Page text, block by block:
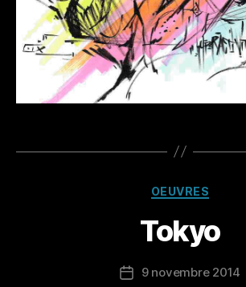
Catégories
OEUVRES
Tokyo
Date9 novembre 2014